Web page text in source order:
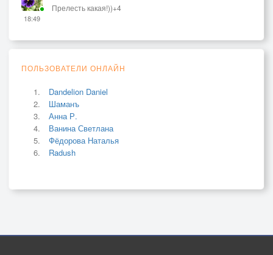
18:49
Прелесть какая!))+4
ПОЛЬЗОВАТЕЛИ ОНЛАЙН
Dandelion Daniel
Шаманъ
Анна Р.
Ванина Светлана
Фёдорова Наталья
Radush